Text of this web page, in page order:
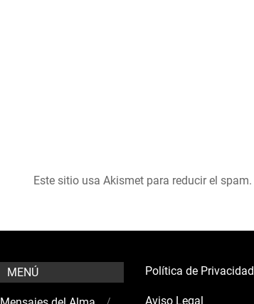
Este sitio usa Akismet para reducir el spam.
MENÚ Política de Privacidad
Aviso Legal